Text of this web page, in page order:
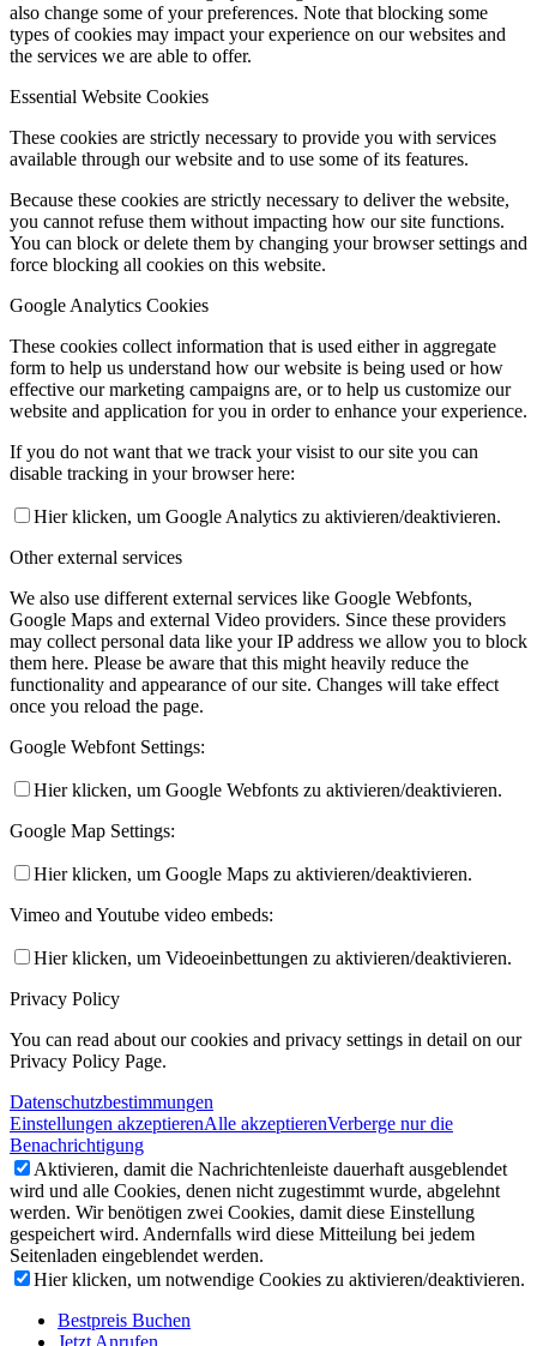
also change some of your preferences. Note that blocking some
types of cookies may impact your experience on our websites and
the services we are able to offer.
Essential Website Cookies
These cookies are strictly necessary to provide you with services
available through our website and to use some of its features.
Because these cookies are strictly necessary to deliver the website,
you cannot refuse them without impacting how our site functions.
You can block or delete them by changing your browser settings and
force blocking all cookies on this website.
Google Analytics Cookies
These cookies collect information that is used either in aggregate
form to help us understand how our website is being used or how
effective our marketing campaigns are, or to help us customize our
website and application for you in order to enhance your experience.
If you do not want that we track your visist to our site you can
disable tracking in your browser here:
Hier klicken, um Google Analytics zu aktivieren/deaktivieren.
Other external services
We also use different external services like Google Webfonts,
Google Maps and external Video providers. Since these providers
may collect personal data like your IP address we allow you to block
them here. Please be aware that this might heavily reduce the
functionality and appearance of our site. Changes will take effect
once you reload the page.
Google Webfont Settings:
Hier klicken, um Google Webfonts zu aktivieren/deaktivieren.
Google Map Settings:
Hier klicken, um Google Maps zu aktivieren/deaktivieren.
Vimeo and Youtube video embeds:
Hier klicken, um Videoeinbettungen zu aktivieren/deaktivieren.
Privacy Policy
You can read about our cookies and privacy settings in detail on our
Privacy Policy Page.
Datenschutzbestimmungen
Einstellungen akzeptierenAlle akzeptierenVerberge nur die
Benachrichtigung
Aktivieren, damit die Nachrichtenleiste dauerhaft ausgeblendet
wird und alle Cookies, denen nicht zugestimmt wurde, abgelehnt
werden. Wir benötigen zwei Cookies, damit diese Einstellung
gespeichert wird. Andernfalls wird diese Mitteilung bei jedem
Seitenladen eingeblendet werden.
Hier klicken, um notwendige Cookies zu aktivieren/deaktivieren.
Bestpreis Buchen